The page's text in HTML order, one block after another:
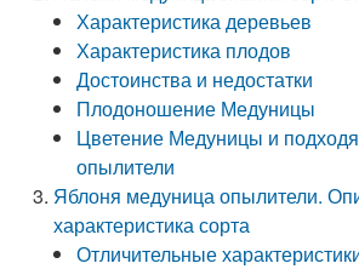
Характеристика деревьев
Характеристика плодов
Достоинства и недостатки
Плодоношение Медуницы
Цветение Медуницы и
опылители
Яблоня медуница опылители.
характеристика сорта
Отличительные